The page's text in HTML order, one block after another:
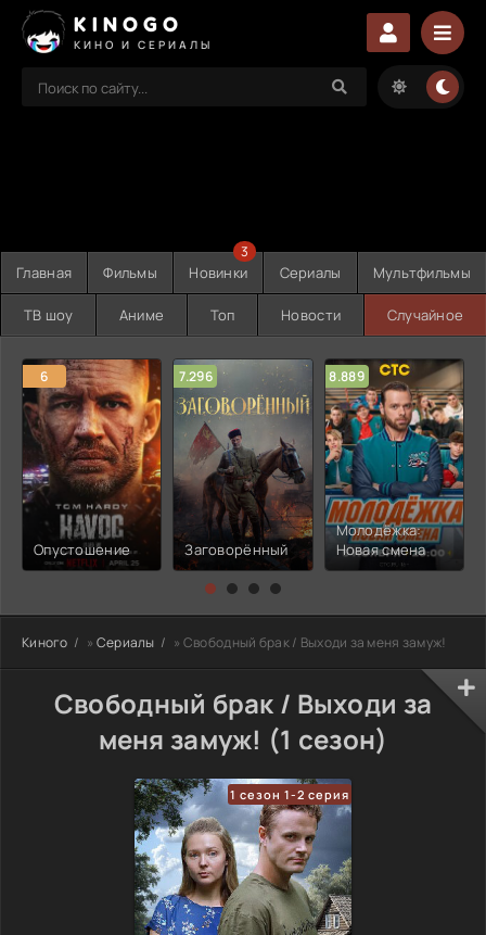
KINOGO
КИНО И СЕРИАЛЫ
Главная Фильмы Новинки
3
Сериалы Мультфильмы
ТВ шоу Аниме Топ Новости Случайное
6
Опустошение
7.296
Заговорённый
8.889
Молодёжка:
Новая смена
Киного » Сериалы » Свободный брак / Выходи за меня замуж!
Свободный брак / Выходи за
меня замуж! (1 сезон)
1 сезон 1-2 серия